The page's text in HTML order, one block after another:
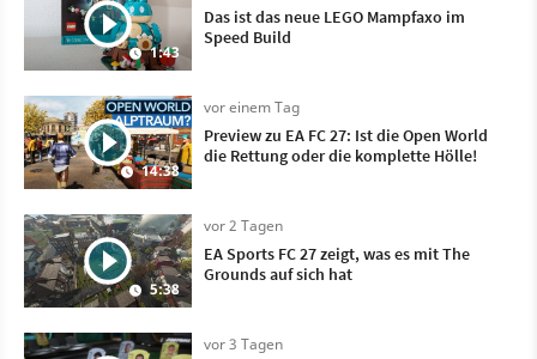
1:43
Das ist das neue LEGO Mampfaxo im
Speed Build
14:38
vor einem Tag
Preview zu EA FC 27: Ist die Open World
die Rettung oder die komplette Hölle!
5:38
vor 2 Tagen
EA Sports FC 27 zeigt, was es mit The
Grounds auf sich hat
vor 3 Tagen